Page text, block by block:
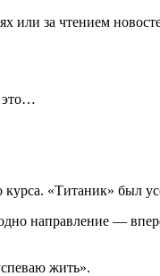
или за чтением
это…
«Титаник» был
направление —
жить».